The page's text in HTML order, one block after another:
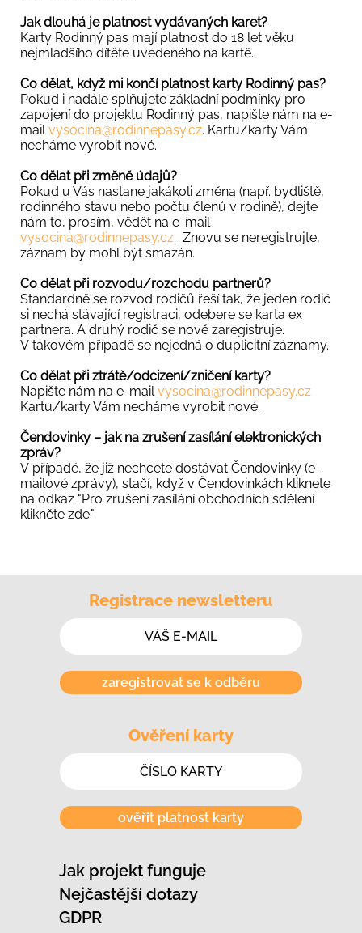
Jak dlouhá je platnost vydávaných karet?
Karty Rodinný pas mají platnost do 18 let věku
nejmladšího dítěte uvedeného na kartě.
Co dělat, když mi končí platnost karty Rodinný pas?
Pokud i nadále splňujete základní podmínky pro
zapojení do projektu Rodinný pas, napište nám na e-
mailvysocina@rodinnepasy.cz. Kartu/karty Vám
necháme vyrobit nové.
Co dělat při změně údajů?
Pokud u Vás nastane jakákoli změna (např. bydliště,
rodinného stavu nebo počtu členů v rodině), dejte
nám to, prosím, vědět na e-mail
vysocina@rodinnepasy.cz. Znovu se neregistrujte,
záznam by mohl být smazán.
Co dělat při rozvodu/rozchodu partnerů?
Standardně se rozvod rodičů řeší tak, že jeden rodič
si nechá stávající registraci, odebere se karta ex
partnera. A druhý rodič se nově zaregistruje.
V takovém případě se nejedná o duplicitní záznamy.
Co dělat při ztrátě/odcizení/zničení karty?
Napište nám na e-mailvysocina@rodinnepasy.cz
Kartu/karty Vám necháme vyrobit nové.
Čendovinky – jak na zrušení zasílání elektronických
zpráv?
V případě, že již nechcete dostávat Čendovinky (e-
mailové zprávy), stačí, když v Čendovinkách kliknete
na odkaz "Pro zrušení zasílání obchodních sdělení
klikněte zde."
Jak projekt funguje
Nejčastější dotazy
GDPR
Registrace newsletteru
zaregistrovat se k odběru
Ověření karty
ověřit platnost karty